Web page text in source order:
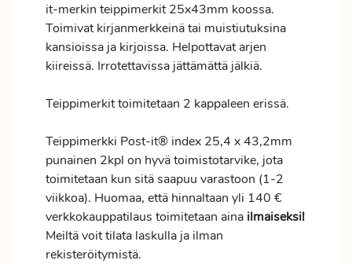
it-merkin teippimerkit 25x43mm koossa.
Toimivat kirjanmerkkeinä tai muistiutuksina
kansioissa ja kirjoissa. Helpottavat arjen
kiireissä. Irrotettavissa jättämättä jälkiä.
Teippimerkit toimitetaan 2 kappaleen erissä.
Teippimerkki Post-it® index 25,4 x 43,2mm
punainen 2kpl on hyvä toimistotarvike, jota
toimitetaan kun sitä saapuu varastoon (1-2
viikkoa). Huomaa, että hinnaltaan yli 140 €
verkkokauppatilaus toimitetaan aina ilmaiseksi!
Meiltä voit tilata laskulla ja ilman
rekisteröitymistä.